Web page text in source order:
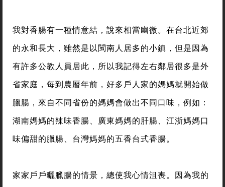
我對香腸有一種情意結，說來相當幽微。在台北近郊
的永和長大，雖然是以閩南人居多的小鎮，但是因為
有許多公教人員居此，所以我記得左右鄰居很多是外
省家庭，每到農曆年前，好多戶人家的媽媽就開始做
臘腸，來自不同省份的媽媽會做出不同口味，例如：
湖南媽媽的辣味香腸、廣東媽媽的肝腸、江浙媽媽口
味偏甜的臘腸、台灣媽媽的五香台式香腸。
家家戶戶曬臘腸的情景，總使我心情沮喪。因為我的